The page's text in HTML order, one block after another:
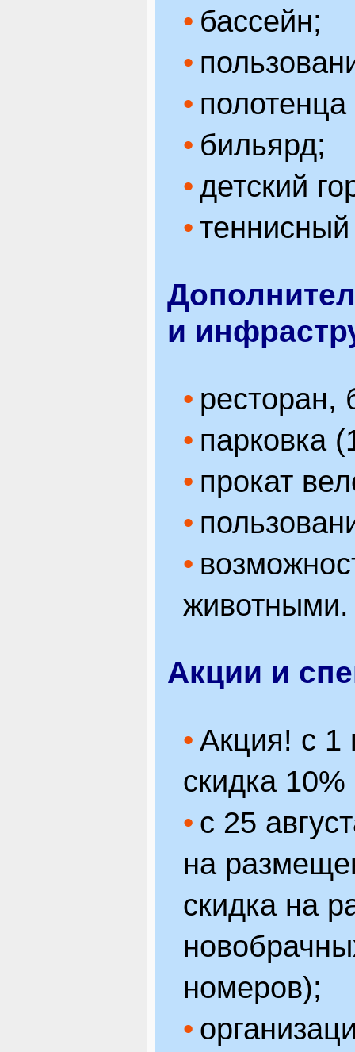
бассейн;
бильярд;
детский
теннисный
и
ресторан,
парковка
прокат
животными.
Акции и
Акция! с 1
скидка 10%
с 25
на
скидка на
номеров);